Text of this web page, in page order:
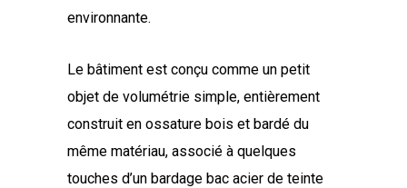
environnante.
Le bâtiment est conçu comme un petit
objet de volumétrie simple, entièrement
construit en ossature bois et bardé du
même matériau, associé à quelques
touches d’un bardage bac acier de teinte